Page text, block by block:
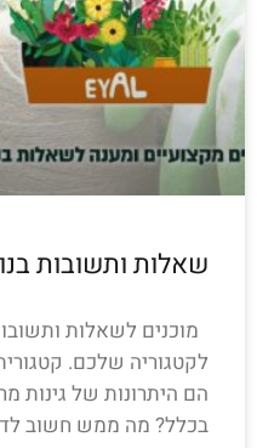
שאלות ותשובות
מוכנים לשאלות
לקטגוריה שלכם.
הם היתרונות של גינות
בכלל? מה ממש חשוב